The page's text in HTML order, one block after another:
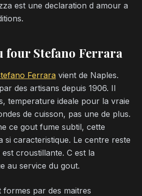
est une declaration d amour a
four Stefano Ferrara
Ferrara vient de Naples.
des artisans depuis 1906. Il
temperature ideale pour la vraie
de cuisson, pas une de plus.
ce gout fume subtil, cette
si caracteristique. Le centre reste
croustillante. C est la
au service du gout.
par des maitres